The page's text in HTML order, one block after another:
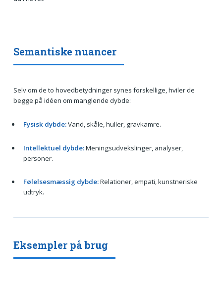
Semantiske nuancer
Selv om de to hovedbetydninger synes forskellige, hviler de
begge på idéen om manglende dybde:
Fysisk dybde:Vand, skåle, huller, gravkamre.
Intellektuel dybde:Meningsudvekslinger, analyser,
personer.
Følelsesmæssig dybde:Relationer, empati, kunstneriske
udtryk.
Eksempler på brug